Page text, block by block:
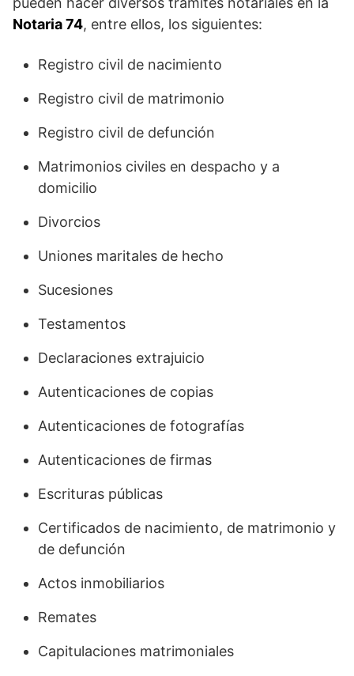
Notaria 74, entre ellos, los siguientes:
Registro civil de nacimiento
Registro civil de matrimonio
Registro civil de defunción
Matrimonios civiles en despacho y a
domicilio
Divorcios
Uniones maritales de hecho
Sucesiones
Testamentos
Declaraciones extrajuicio
Autenticaciones de copias
Autenticaciones de fotografías
Autenticaciones de firmas
Escrituras públicas
Certificados de nacimiento, de matrimonio y
de defunción
Actos inmobiliarios
Remates
Capitulaciones matrimoniales